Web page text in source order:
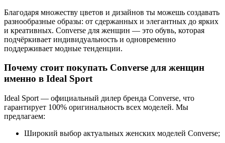
Благодаря множеству цветов и дизайнов ты можешь создавать
разнообразные образы: от сдержанных и элегантных до ярких
и креативных. Converse для женщин — это обувь, которая
подчёркивает индивидуальность и одновременно
поддерживает модные тенденции.
Почему стоит покупать Converse для женщин
именно в Ideal Sport
Ideal Sport — официальный дилер бренда Converse, что
гарантирует 100% оригинальность всех моделей. Мы
предлагаем:
Широкий выбор актуальных женских моделей Converse;